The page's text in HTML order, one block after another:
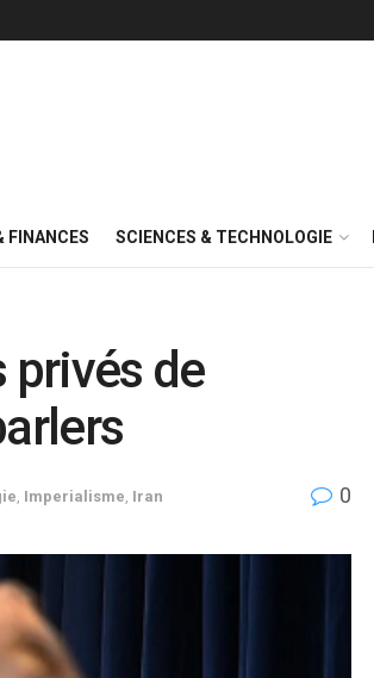
FINANCES SCIENCES & TECHNOLOGIE
privés de
Imperialisme Iran 0